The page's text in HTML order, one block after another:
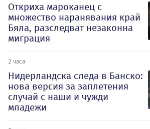
Откриха мароканец с
множество наранявания край
Бяла, разследват незаконна
миграция
2 часа
Нидерландска следа в Банско:
нова версия за заплетения
случай с наши и чужди
младежи